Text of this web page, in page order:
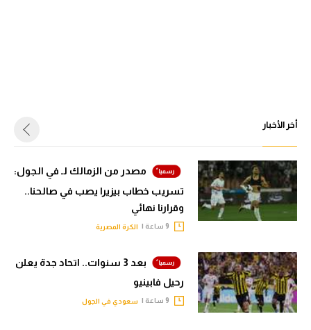
أخر الأخبار
مصدر من الزمالك لـ في الجول:
تسريب خطاب بيزيرا يصب في صالحنا..
وقرارنا نهائي
الكرة المصرية
بعد 3 سنوات.. اتحاد جدة يعلن
رحيل فابينيو
سعودي في الجول